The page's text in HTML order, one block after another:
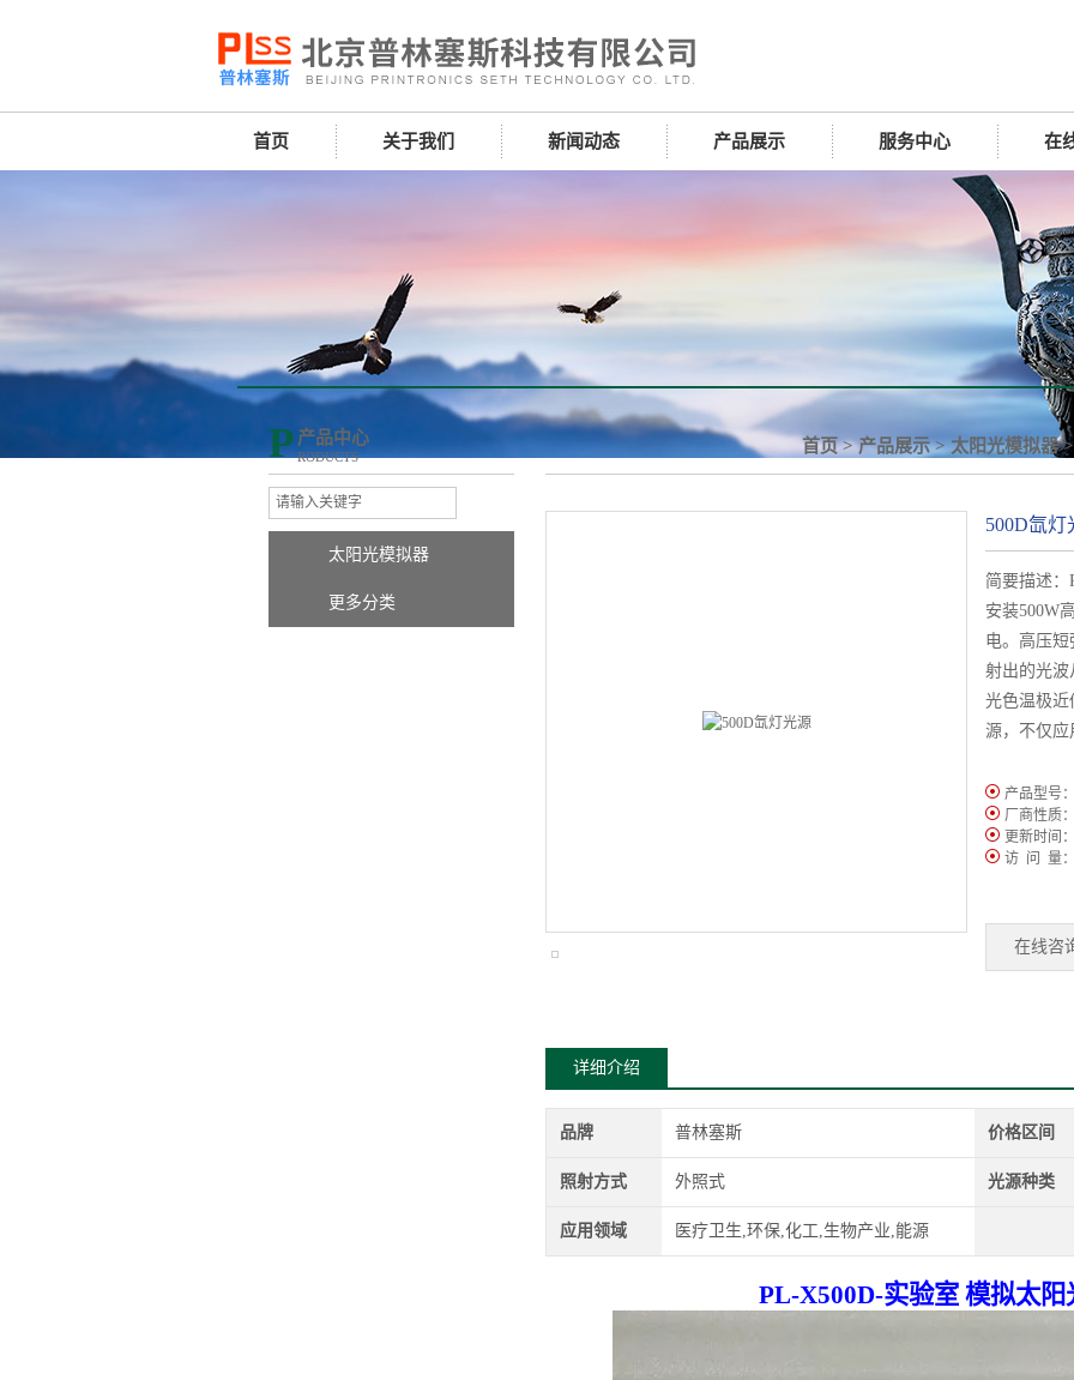
首页 关于我们 新闻动态 产品展示 服务中心 在
P 产品中心
RODUCTS
太阳光模拟器
更多分类
首页>产品展示>太阳光模拟器>
500D氙灯
简要描述：
安装500W
电。高压
射出的光波
光色温极近
源，不仅
产品型号：
厂商性质：
更新时间：
访 问 量：
在线咨
详细介绍
品牌 普林塞斯 价格区间
照射方式 外照式 光源种类
应用领域 医疗卫生,环保,化工,生物产业,能源
PL-X500D-实验室 模拟太阳